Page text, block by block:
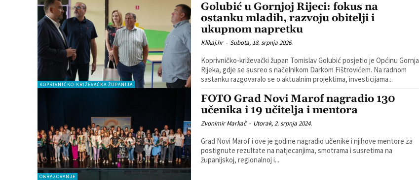
KOPRIVNIČKO-KRIŽEVAČKA ŽUPANIJA
Golubić u Gornjoj Rijeci: fokus na
ostanku mladih, razvoju obitelji i
ukupnom napretku
Klikaj.hr - Subota, 18. srpnja 2026.
Koprivničko-križevački župan Tomislav Golubić posjetio je Općinu Gornja
Rijeka, gdje se susreo s načelnikom Darkom Fištrovićem. Na radnom
sastanku razgovaralo se o aktualnim projektima, investicijama...
OBRAZOVANJE
FOTO Grad Novi Marof nagradio 130
učenika i 19 učitelja i mentora
Zvonimir Markač - Utorak, 2. srpnja 2024.
Grad Novi Marof i ove je godine nagradio učenike i njihove mentore za
postignute rezultate na natjecanjima, smotrama i susretima na
županijskoj, regionalnoj i...